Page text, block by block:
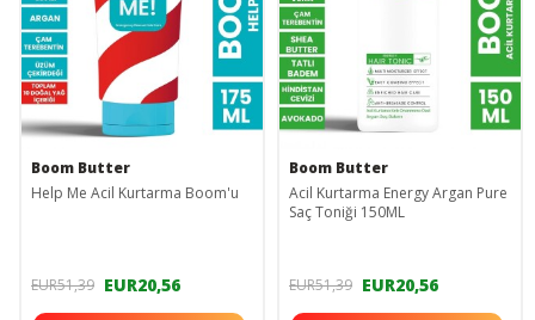
Boom Butter
Help Me Acil Kurtarma Boom'u
EUR51,39 EUR20,56
Boom Butter
Acil Kurtarma Energy Argan Pure
Saç Toniği 150ML
EUR51,39 EUR20,56